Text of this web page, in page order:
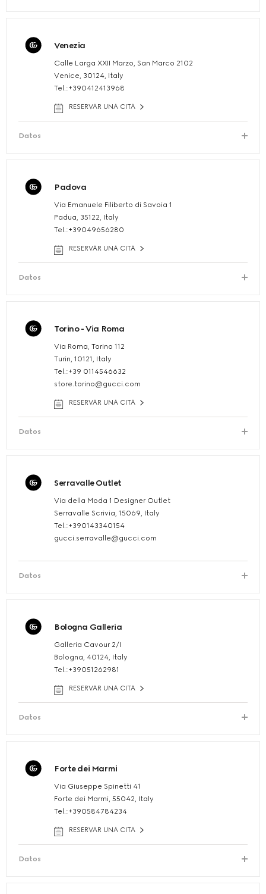
Venezia
Calle Larga XXII Marzo, San Marco 2102
Venice, 30124, Italy
Tel.:+390412413968
RESERVAR UNA CITA
Datos
Padova
Via Emanuele Filiberto di Savoia 1
Padua, 35122, Italy
Tel.:+39049656280
RESERVAR UNA CITA
Datos
Torino - Via Roma
Via Roma, Torino 112
Turin, 10121, Italy
Tel.:+39 0114546632
store.torino@gucci.com
RESERVAR UNA CITA
Datos
Serravalle Outlet
Via della Moda 1 Designer Outlet
Serravalle Scrivia, 15069, Italy
Tel.:+390143340154
gucci.serravalle@gucci.com
Datos
Bologna Galleria
Galleria Cavour 2/I
Bologna, 40124, Italy
Tel.:+39051262981
RESERVAR UNA CITA
Datos
Forte dei Marmi
Via Giuseppe Spinetti 41
Forte dei Marmi, 55042, Italy
Tel.:+390584784234
RESERVAR UNA CITA
Datos